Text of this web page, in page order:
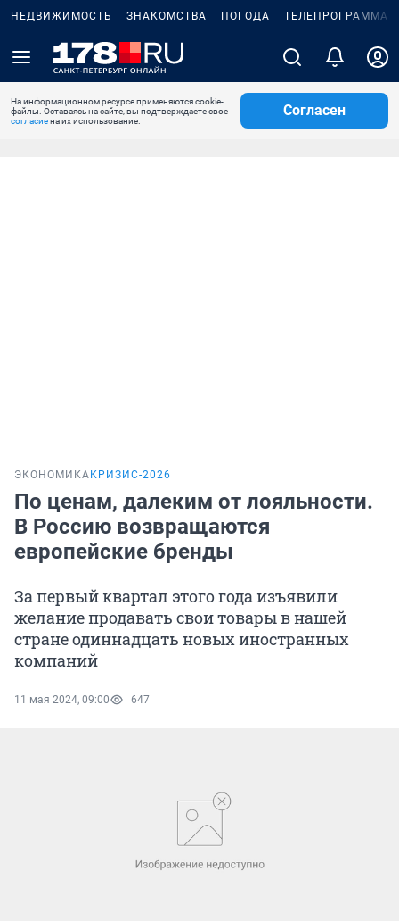
НЕДВИЖИМОСТЬ ЗНАКОМСТВА ПОГОДА ТЕЛЕПРОГРАММА
На информационном ресурсе применяются cookie-
файлы. Оставаясь на сайте, вы подтверждаете свое
согласиена их использование.
Согласен
ЭКОНОМИКА КРИЗИС-2026
По ценам, далеким от лояльности.
В Россию возвращаются
европейские бренды
За первый квартал этого года изъявили
желание продавать свои товары в нашей
стране одиннадцать новых иностранных
компаний
11 мая 2024, 09:00 647